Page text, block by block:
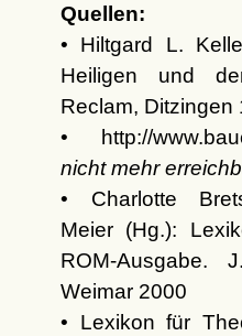
Quellen:
• Hiltgard L.
Heiligen und
Reclam, Ditzingen
• http://
nicht mehr
• Charlotte
Meier (Hg.):
ROM-Ausgabe.
Weimar 2000
• Lexikon für